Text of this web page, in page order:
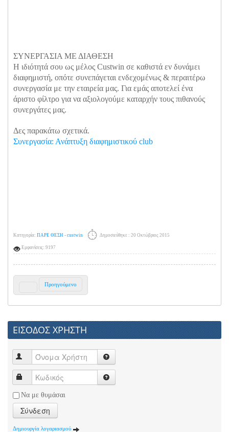
ΣΥΝΕΡΓΑΣΙΑ ΜΕ ΔΙΑΘΕΣΗ
Η ιδιότητά σου ως μέλος Custwin σε καθιστά εν δυνάμει
διαφημιστή, οπότε συνεπάγεται ενδεχομένως & περαιτέρω
συνεργασία με την εταιρεία μας. Για εμάς αποτελεί ένα
άριστο φίλτρο για να αξιολογούμε καταρχήν τους πιθανούς
συνεργάτες μας.
Δες παρακάτω σχετικά.
Συνεργασία: Ανάπτυξη διαφημιστικού club
Κατηγορία: ΠΑΡΕ ΘΕΣΗ - custwin Δημοσιεύθηκε : 20 Οκτώβριος 2015
Εμφανίσεις: 9197
Προηγούμενο
ΕΙΣΟΔΟΣ ΧΡΗΣΤΗ
Να με θυμάσαι
Σύνδεση
Δημιουργία λογαριασμού